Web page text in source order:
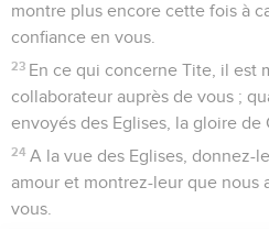
montre plus encore cette fois à
confiance en vous.
23 En ce qui concerne Tite, il est
collaborateur auprès de vous ;
envoyés des Eglises, la gloire de
24 A la vue des Eglises, donnez-
amour et montrez-leur que nous
vous.